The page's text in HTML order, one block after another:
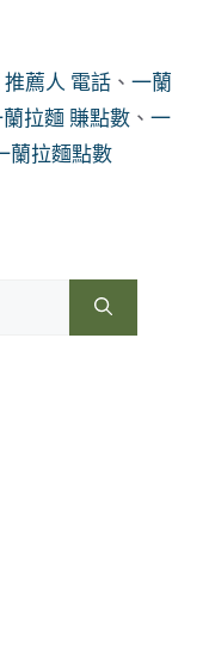
薦人 電話 、一蘭
拉麵 賺點數 、 一
蘭拉麵點數